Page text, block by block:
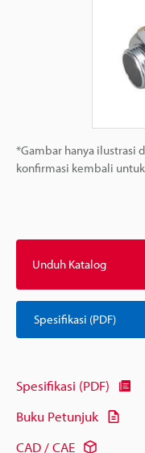
*Gambar hanya ilustrasi
konfirmasi kembali
Unduh Katalog
Spesifikasi (PDF)
Spesifikasi (PDF)
Buku Petunjuk
CAD / CAE